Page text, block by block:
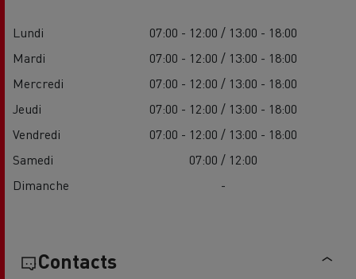
Lundi
07:00 - 12:00 / 13:00 - 18:00
Mardi
07:00 - 12:00 / 13:00 - 18:00
Mercredi
07:00 - 12:00 / 13:00 - 18:00
Jeudi
07:00 - 12:00 / 13:00 - 18:00
Vendredi
07:00 - 12:00 / 13:00 - 18:00
Samedi
07:00 / 12:00
Dimanche
-
Contacts